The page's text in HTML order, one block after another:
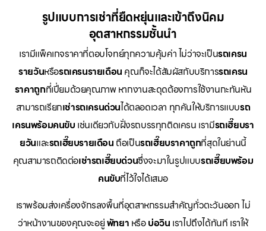
รูปแบบการเช่าที่ยืดหยุ่นและเข้าถึงนิคม
อุตสาหกรรมชั้นนำ
เรามีแพ็คเกจราคาที่ตอบโจทย์ทุกความคุ้มค่า ไม่ว่าจะเป็นรถเครน
รายวันหรือรถเครนรายเดือน คุณก็จะได้สัมผัสกับบริการรถเครน
ราคาถูกที่เปี่ยมด้วยคุณภาพ หากงานสะดุดต้องการใช้งานกะทันหัน
สามารถเรียกเช่ารถเครนด่วนได้ตลอดเวลา ทุกคันให้บริการแบบรถ
เครนพร้อมคนขับ เช่นเดียวกับฝั่งรถบรรทุกติดเครน เรามีรถเฮี๊ยบรา
ยวันและรถเฮี๊ยบรายเดือน ถือเป็นรถเฮี๊ยบราคาถูกที่สุดในย่านนี้
คุณสามารถติดต่อเช่ารถเฮี๊ยบด่วนซึ่งจะมาในรูปแบบรถเฮี๊ยบพร้อม
คนขับที่ไว้ใจได้เสมอ
เราพร้อมส่งเครื่องจักรลงพื้นที่อุตสาหกรรมสำคัญทั่วตะวันออก ไม่
ว่าหน้างานของคุณจะอยู่พัทยา หรือบ่อวิน เราไปถึงได้ทันที เราให้